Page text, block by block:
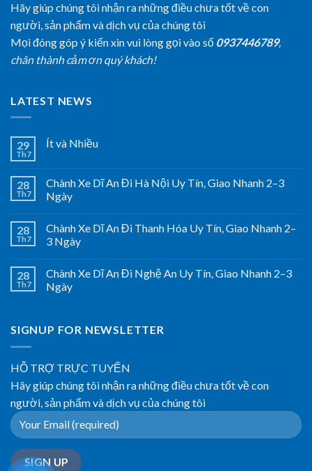
Hãy giúp chúng tôi nhận ra những điều chưa tốt về con
người, sản phẩm và dịch vụ của chúng tôi
Mọi đóng góp ý kiến xin vui lòng gọi vào số 0937446789,
chân thành cảm ơn quý khách!
LATEST NEWS
29
Th7
Ít và Nhiều
28
Th7
Chành Xe Dĩ An Đi Hà Nội Uy Tín, Giao Nhanh 2–3
Ngày
28
Th7
Chành Xe Dĩ An Đi Thanh Hóa Uy Tín, Giao Nhanh 2–
3 Ngày
28
Th7
Chành Xe Dĩ An Đi Nghệ An Uy Tín, Giao Nhanh 2–3
Ngày
SIGNUP FOR NEWSLETTER
HỖ TRỢ TRỰC TUYẾN
Hãy giúp chúng tôi nhận ra những điều chưa tốt về con
người, sản phẩm và dịch vụ của chúng tôi